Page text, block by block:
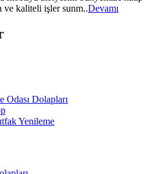
ve kaliteli işler sunm..Devamı
Dolapları
Yenileme